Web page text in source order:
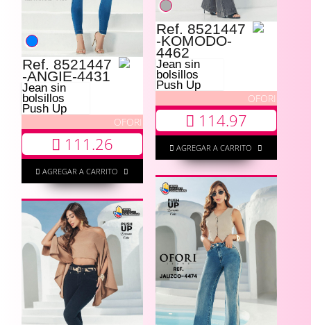
Ref. 8521447
-KOMODO-
4462
Jean sin
bolsillos
Push Up
OFORI
114.97
AGREGAR A CARRITO
Ref. 8521447
-ANGIE-4431
Jean sin
bolsillos
Push Up
OFORI
111.26
AGREGAR A CARRITO